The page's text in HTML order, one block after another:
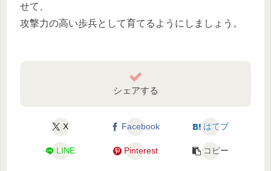
せて、
攻撃力の高い歩兵として育てるようにしましょう。
シェアする
X Facebook はてブ
LINE Pinterest コピー